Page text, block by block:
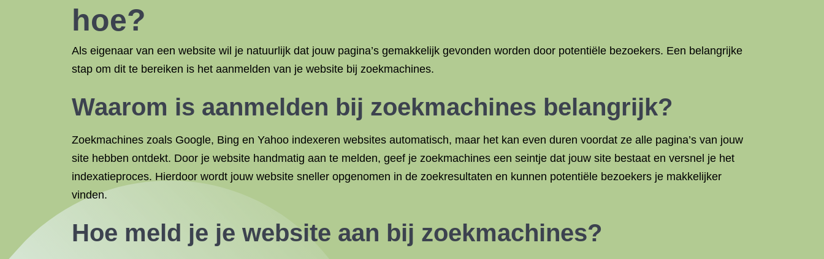
hoe?
Als eigenaar van een website wil je natuurlijk dat jouw pagina’s gemakkelijk gevonden worden door potentiële bezoekers. Een belangrijke
stap om dit te bereiken is het aanmelden van je website bij zoekmachines.
Waarom is aanmelden bij zoekmachines belangrijk?
Zoekmachines zoals Google, Bing en Yahoo indexeren websites automatisch, maar het kan even duren voordat ze alle pagina’s van jouw
site hebben ontdekt. Door je website handmatig aan te melden, geef je zoekmachines een seintje dat jouw site bestaat en versnel je het
indexatieproces. Hierdoor wordt jouw website sneller opgenomen in de zoekresultaten en kunnen potentiële bezoekers je makkelijker
vinden.
Hoe meld je je website aan bij zoekmachines?